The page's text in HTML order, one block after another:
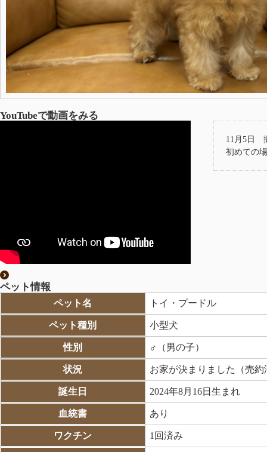
YouTubeで動画をみる
11月5日
初めての
ペット情報
ペット名 トイ・プードル
ペット種別 小型犬
性別 ♂（男の子）
状況 お家が決まりました（売約
誕生日 2024年8月16日生まれ
血統書 あり
ワクチン 1回済み